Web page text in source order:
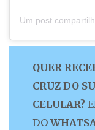
QUER
CRUZ DO
CELULAR?
DO